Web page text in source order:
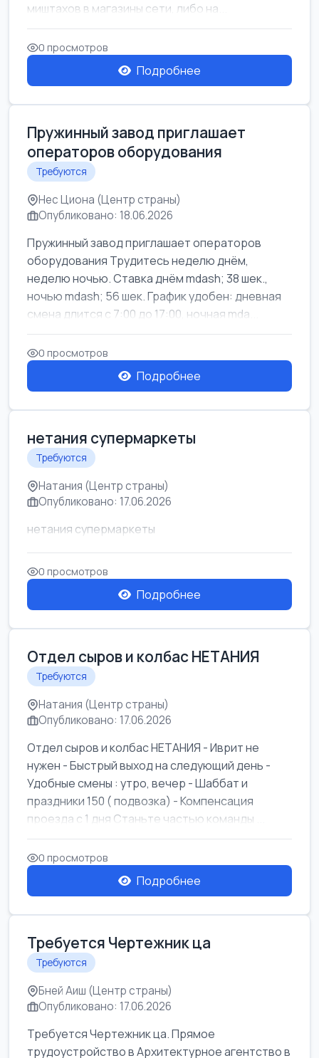
миштахов в магазины сети, либо на...
0 просмотров
Подробнее
Пружинный завод приглашает
операторов оборудования
Требуются
Нес Циона (Центр страны)
Опубликовано: 18.06.2026
Пружинный завод приглашает операторов
оборудования Трудитесь неделю днём,
неделю ночью. Ставка днём mdash; 38 шек.,
ночью mdash; 56 шек. График удобен: дневная
смена длится с 7:00 до 17:00, ночная mda...
0 просмотров
Подробнее
нетания супермаркеты
Требуются
Натания (Центр страны)
Опубликовано: 17.06.2026
нетания супермаркеты
0 просмотров
Подробнее
Отдел сыров и колбас НЕТАНИЯ
Требуются
Натания (Центр страны)
Опубликовано: 17.06.2026
Отдел сыров и колбас НЕТАНИЯ - Иврит не
нужен - Быстрый выход на следующий день -
Удобные смены : утро, вечер - Шаббат и
праздники 150 ( подвозка) - Компенсация
проезда с 1 дня Станьте частью команды ...
0 просмотров
Подробнее
Требуется Чертежник ца
Требуются
Бней Аиш (Центр страны)
Опубликовано: 17.06.2026
Требуется Чертежник ца. Прямое
трудоустройство в Архитектурное агентство в